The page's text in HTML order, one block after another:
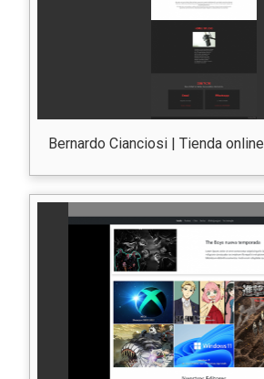
Bernardo Cianciosi | Tienda online